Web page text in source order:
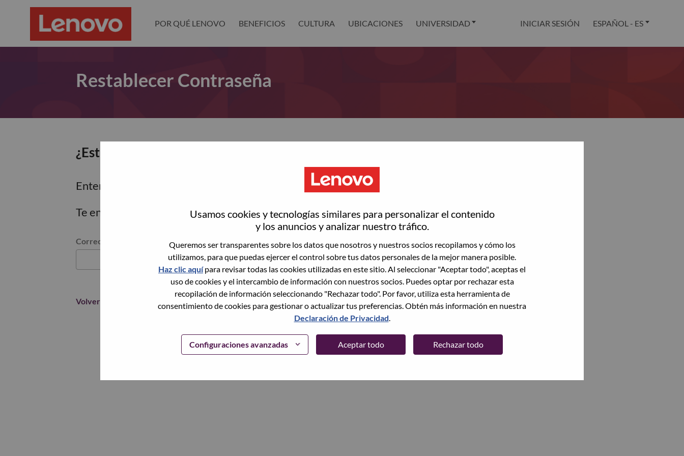
Usamos cookies y tecnologías similares para personalizar el contenido
y los anuncios y analizar nuestro tráfico.
Queremos ser transparentes sobre los datos que nosotros y nuestros socios recopilamos y cómo los
utilizamos, para que puedas ejercer el control sobre tus datos personales de la mejor manera posible.
Haz clic aquípara revisar todas las cookies utilizadas en este sitio. Al seleccionar "Aceptar todo", aceptas el
uso de cookies y el intercambio de información con nuestros socios. Puedes optar por rechazar esta
recopilación de información seleccionando "Rechazar todo". Por favor, utiliza esta herramienta de
consentimiento de cookies para gestionar o actualizar tus preferencias. Obtén más información en nuestra
Declaración de Privacidad
Configuraciones avanzadas Aceptar todo Rechazar todo
POR QUÉ LENOVO BENEFICIOS CULTURA UBICACIONES UNIVERSIDAD INICIAR SESIÓN ESPAÑOL - ES
Restablecer Contraseña
¿Estás seguro de que deseas restablecer tu contraseña?
Enter the email address associated with your account, then click "Continue".
Te enviaremos un enlace por correo electrónico para restablecer tu contraseña.
Restablece la contraseña con tu correo electrónico
Correo electrónico
Continuar
Volver